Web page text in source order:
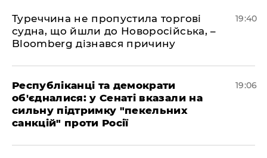
Туреччина не пропустила торгові
судна, що йшли до Новоросійська, –
Bloomberg дізнався причину
19:40
Республіканці та демократи
об'єдналися: у Сенаті вказали на
сильну підтримку "пекельних
санкцій" проти Росії
19:06